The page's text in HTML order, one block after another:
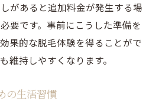
があると追加料金が発生する場
要です。事前にこうした準備を
果的な脱毛体験を得ることがで
維持しやすくなります。
の生活習慣